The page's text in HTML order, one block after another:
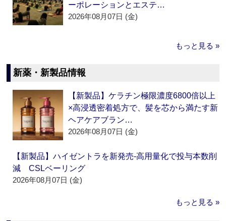
ーポレーションとエステ…
2026年08月07日 (金)
もっと見る »
新薬・新製品情報
【新製品】ケラチン極限濃度6800倍以上
×高浸透密着処方で、髪を芯から満たす新
ヘアケアブラン…
2026年08月07日 (金)
【新製品】ハイゼントラを新発売‐高用量化で投与本数削
減 CSLベーリング
2026年08月07日 (金)
もっと見る »